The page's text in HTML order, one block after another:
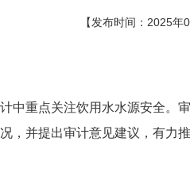
【发布时间：2025年
中重点关注饮用水水源安全。
，并提出审计意见建议，有力